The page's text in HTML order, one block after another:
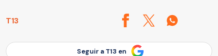
T13
Seguir a T13 en